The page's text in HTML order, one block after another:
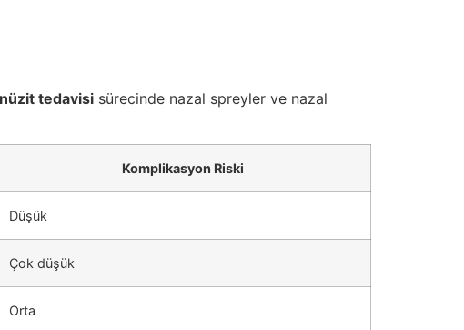
tedavisi sürecinde nazal spreyler ve nazal
Komplikasyon Riski
Düşük
Çok düşük
Orta